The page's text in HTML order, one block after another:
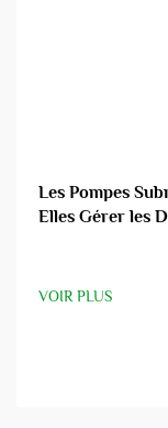
Les Pompes
Elles Gérer les
VOIR PLUS